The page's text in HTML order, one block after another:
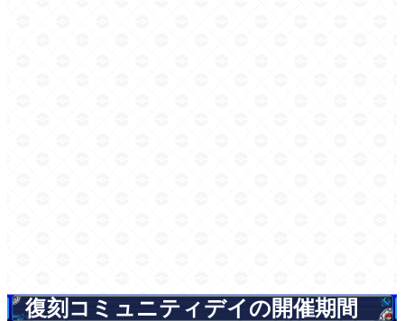
復刻コミュニティデイの開催期間